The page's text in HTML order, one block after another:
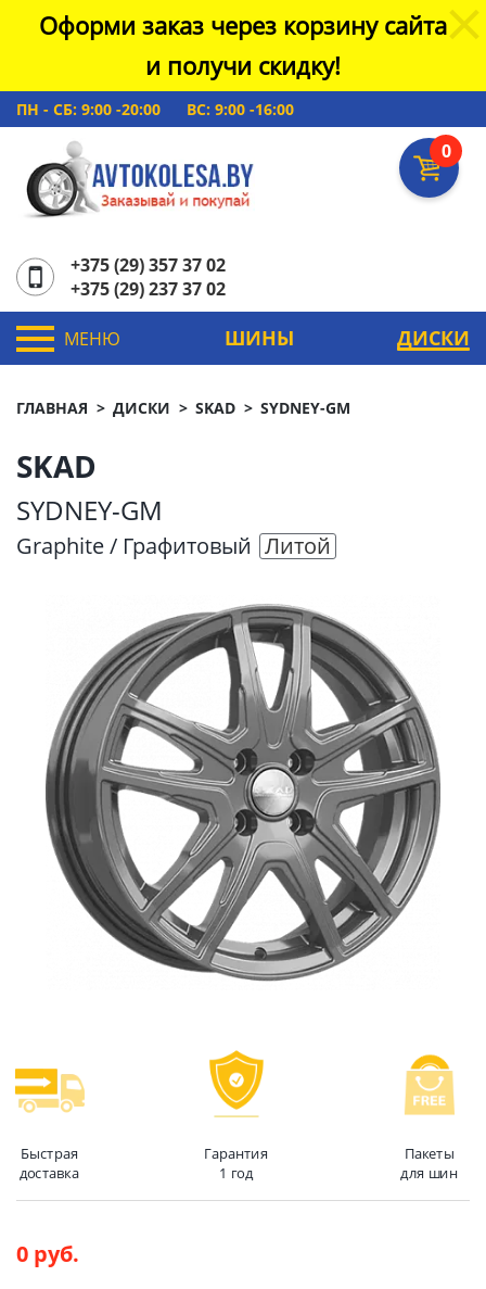
Оформи заказ через корзину сайта
и получи скидку!
ПН - СБ: 9:00 -20:00 ВС: 9:00 -16:00
0
+375 (29) 357 37 02
+375 (29) 237 37 02
МЕНЮ ШИНЫ ДИСКИ
ГЛАВНАЯ ДИСКИ SKAD SYDNEY-GM
SKAD
SYDNEY-GM
Graphite / Графитовый Литой
Быстрая
доставка
Гарантия
1 год
Пакеты
для шин
0 руб.